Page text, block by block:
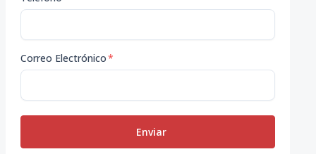
Correo Electrónico*
Enviar